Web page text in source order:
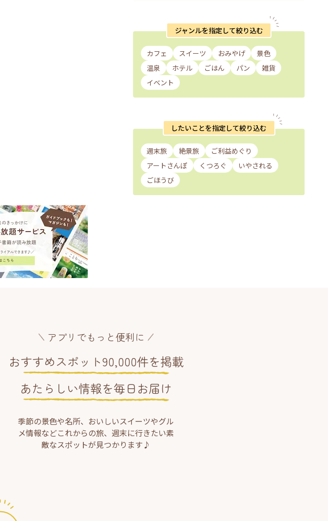
ジャンルを指定して絞り込む
カフェ スイーツ おみやげ
景色
温泉
ホテル ごはん パン
雑貨
イベント
したいことを指定して絞り込む
週末旅 絶景旅
ご利益めぐり
アートさんぽ
くつろぐ
いやされる
ごほうび
アプリでもっと便利に
おすすめスポット90,000件を掲載
あたらしい情報を毎日お届け
季節の景色や名所、おいしいスイーツやグル
メ情報などこれからの旅、週末に行きたい素
敵なスポットが見つかります♪